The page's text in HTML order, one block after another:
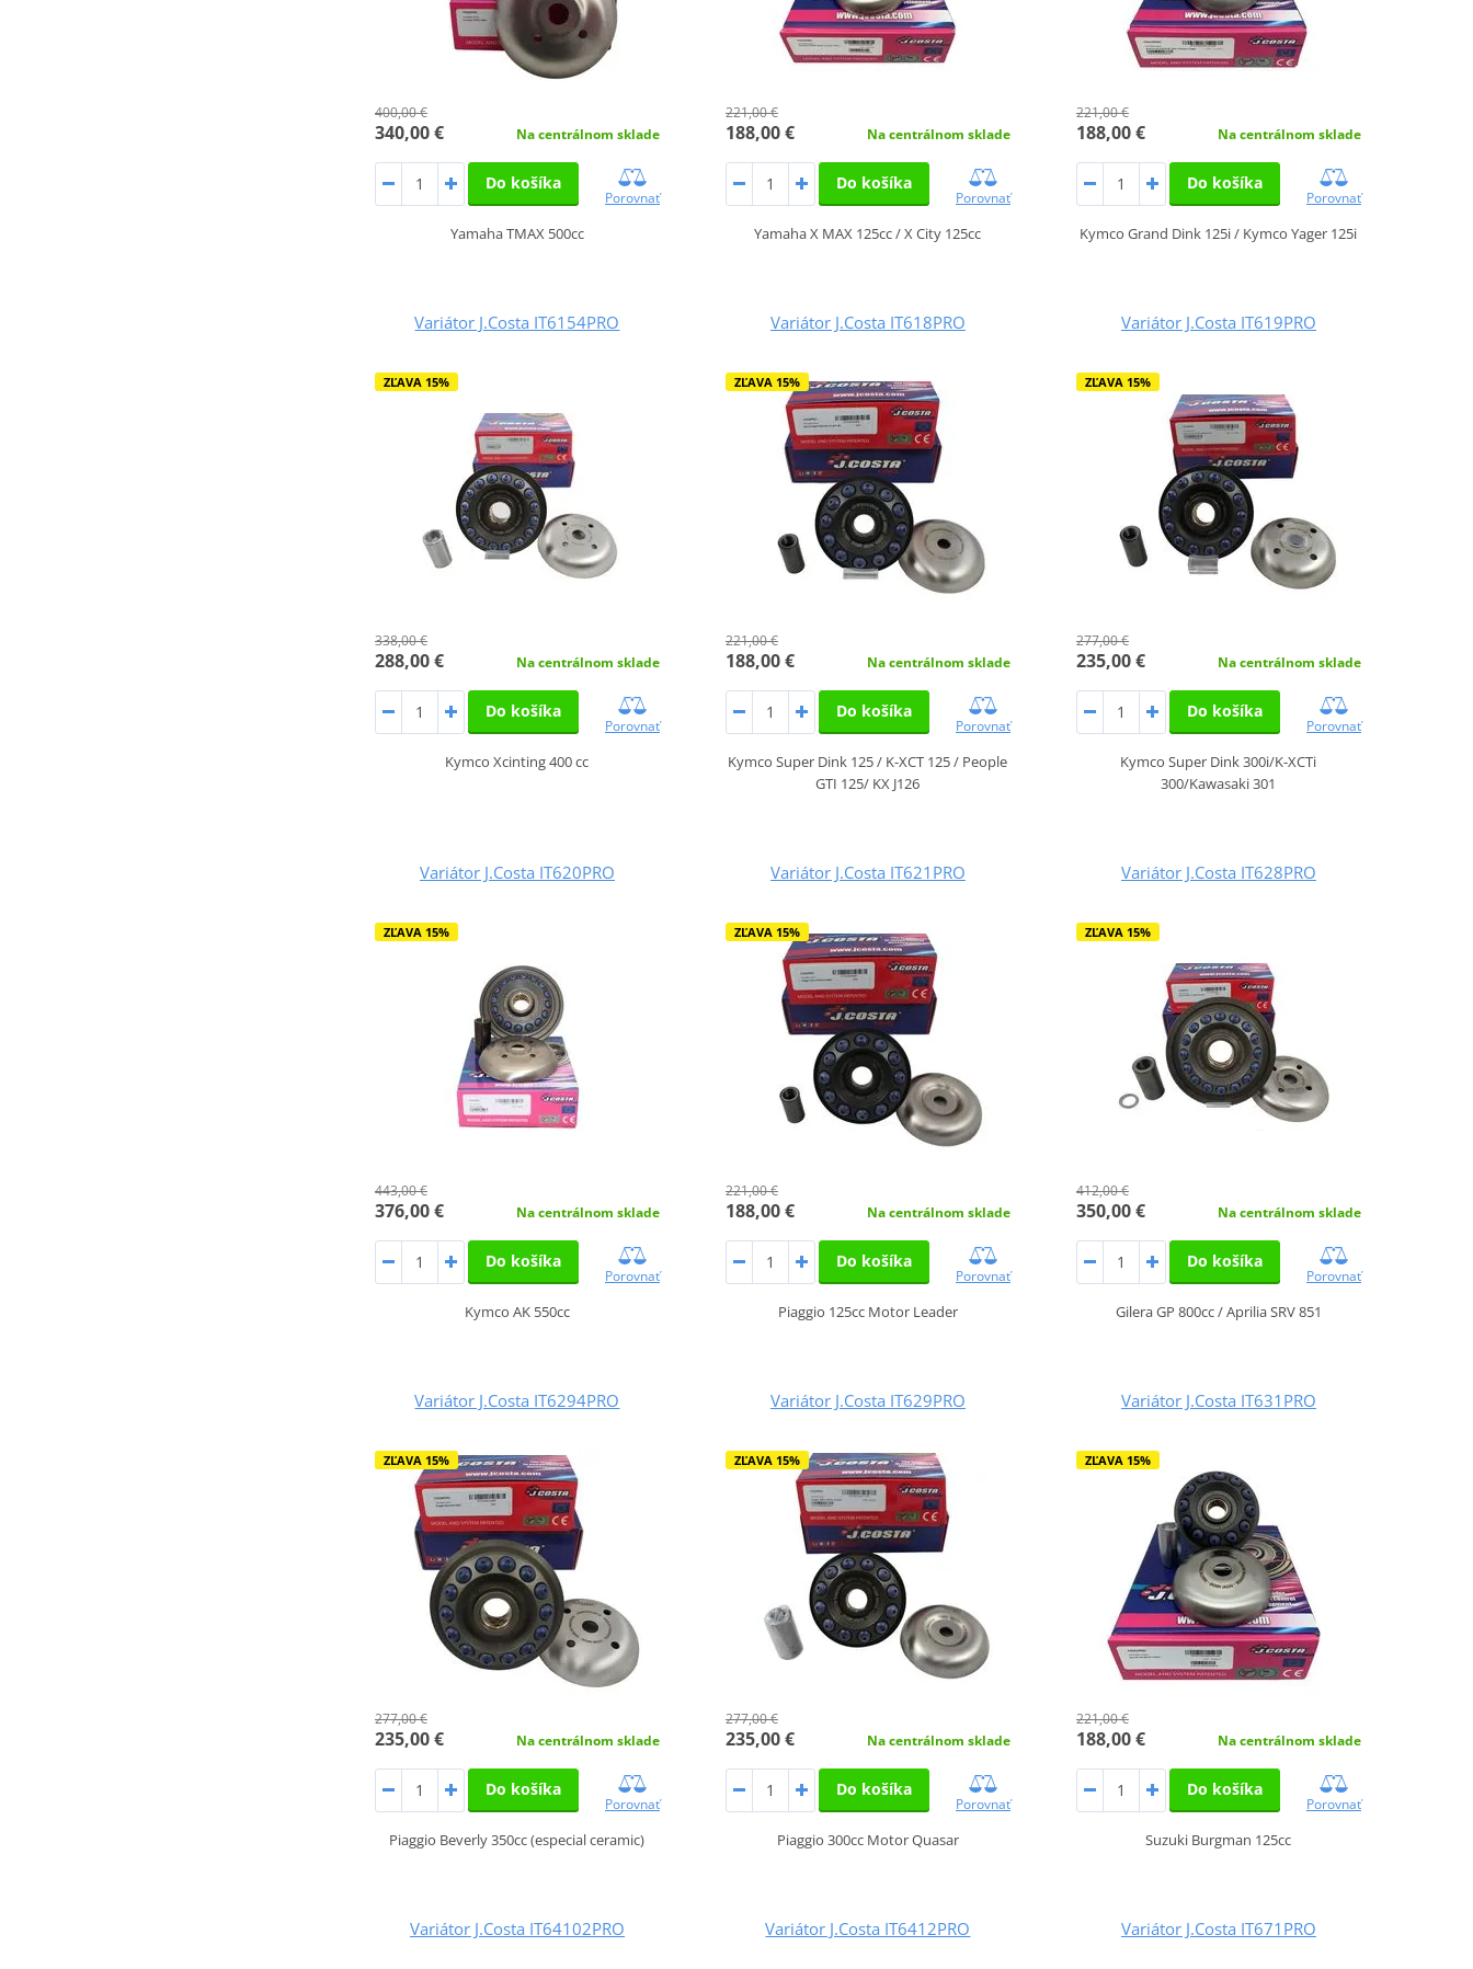
400,00 €
340,00 € Na centrálnom sklade
Do košíka
Porovnať
Yamaha TMAX 500cc
221,00 €
188,00 € Na centrálnom sklade
Do košíka
Porovnať
Yamaha X MAX 125cc / X City 125cc
221,00 €
188,00 € Na centrálnom sklade
Do košíka
Porovnať
Kymco Grand Dink 125i / Kymco Yager 125i
Variátor J.Costa IT6154PRO
ZĽAVA 15%
338,00 €
288,00 € Na centrálnom sklade
Do košíka
Porovnať
Kymco Xcinting 400 cc
Variátor J.Costa IT618PRO
ZĽAVA 15%
221,00 €
188,00 € Na centrálnom sklade
Do košíka
Porovnať
Kymco Super Dink 125 / K-XCT 125 / People
GTI 125/ KX J126
Variátor J.Costa IT619PRO
ZĽAVA 15%
277,00 €
235,00 € Na centrálnom sklade
Do košíka
Porovnať
Kymco Super Dink 300i/K-XCTi
300/Kawasaki 301
Variátor J.Costa IT620PRO
ZĽAVA 15%
443,00 €
376,00 € Na centrálnom sklade
Do košíka
Porovnať
Kymco AK 550cc
Variátor J.Costa IT621PRO
ZĽAVA 15%
221,00 €
188,00 € Na centrálnom sklade
Do košíka
Porovnať
Piaggio 125cc Motor Leader
Variátor J.Costa IT628PRO
ZĽAVA 15%
412,00 €
350,00 € Na centrálnom sklade
Do košíka
Porovnať
Gilera GP 800cc / Aprilia SRV 851
Variátor J.Costa IT6294PRO
ZĽAVA 15%
277,00 €
235,00 € Na centrálnom sklade
Do košíka
Porovnať
Piaggio Beverly 350cc (especial ceramic)
Variátor J.Costa IT629PRO
ZĽAVA 15%
277,00 €
235,00 € Na centrálnom sklade
Do košíka
Porovnať
Piaggio 300cc Motor Quasar
Variátor J.Costa IT631PRO
ZĽAVA 15%
221,00 €
188,00 € Na centrálnom sklade
Do košíka
Porovnať
Suzuki Burgman 125cc
Variátor J.Costa IT64102PRO Variátor J.Costa IT6412PRO Variátor J.Costa IT671PRO